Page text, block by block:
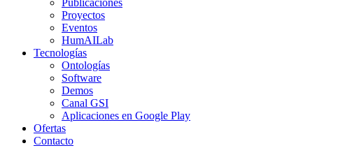
Publicaciones
Proyectos
Eventos
HumAILab
Tecnologías
Ontologías
Software
Demos
Canal GSI
Aplicaciones en Google Play
Ofertas
Contacto